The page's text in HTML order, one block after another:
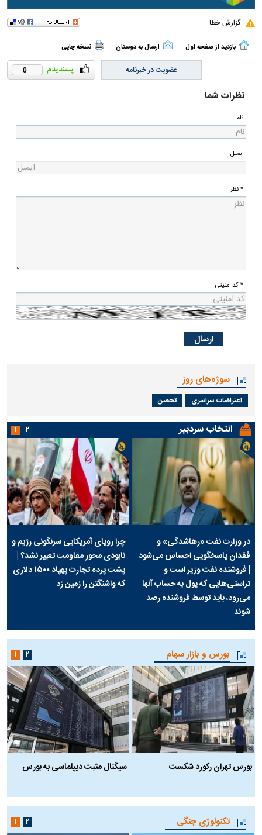
گزارش خطا
بازدید از صفحه اول ارسال به دوستان نسخه چاپی
0 عضویت در خبرنامه
نظرات شما
نام
ایمیل
* نظر
* کد امنیتی
سوژه‌های روز
اعتراضات سراسری تحصن
انتخاب سردبیر
در وزارت نفت «رهاشدگی» و
فقدان پاسخگویی احساس می‌شود
| فروشنده نفت وزیر است و
تراستی‌هایی که پول به حساب آنها
می‌رود، باید توسط فروشنده رصد
شوند
چرا رویای آمریکایی سرنگونی رژیم و
نابودی محور مقاومت تعبیر نشد؟ |
پشت پرده تجارت پهپاد‌ ۱۵۰۰ دلاری
که واشنگتن را زمین زد
۱ ۲
بورس و بازار سهام
بورس تهران رکورد شکست
سیگنال مثبت دیپلماسی به بورس
۱ ۲
تکنولوژی جنگی ۱ ۲